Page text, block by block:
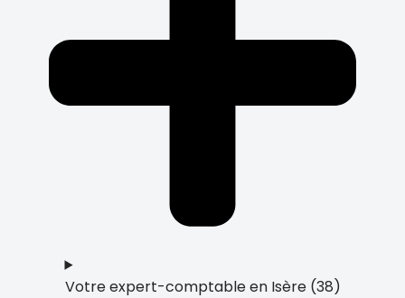
Votre expert-comptable en Isère (38)